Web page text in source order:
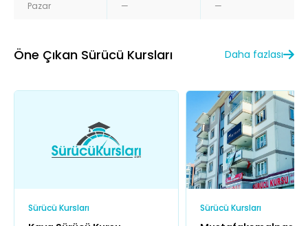
Pazar — —
Öne Çıkan Sürücü Kursları Daha fazlası
Sürücü Kursları Sürücü Kursları